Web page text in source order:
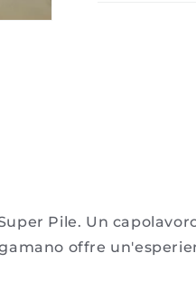
Pile. Un
offre